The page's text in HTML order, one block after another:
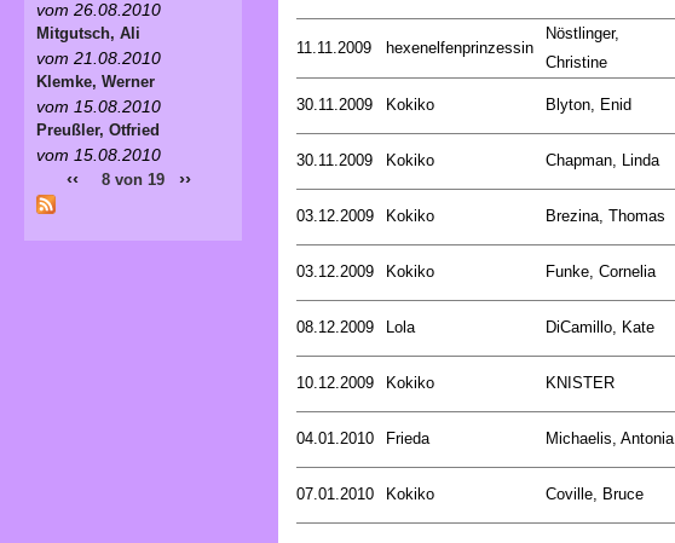
11.11.2009 hexenelfenprinzessin
Nöstlinger,
Christine
30.11.2009 Kokiko Blyton, Enid
30.11.2009 Kokiko Chapman, Linda
03.12.2009 Kokiko Brezina, Thomas
03.12.2009 Kokiko Funke, Cornelia
08.12.2009 Lola DiCamillo, Kate
10.12.2009 Kokiko KNISTER
04.01.2010 Frieda Michaelis, Antonia
07.01.2010 Kokiko Coville, Bruce
vom 26.08.2010
Mitgutsch, Ali
vom 21.08.2010
Klemke, Werner
vom 15.08.2010
Preußler, Otfried
vom 15.08.2010
‹‹ 8 von 19 ››